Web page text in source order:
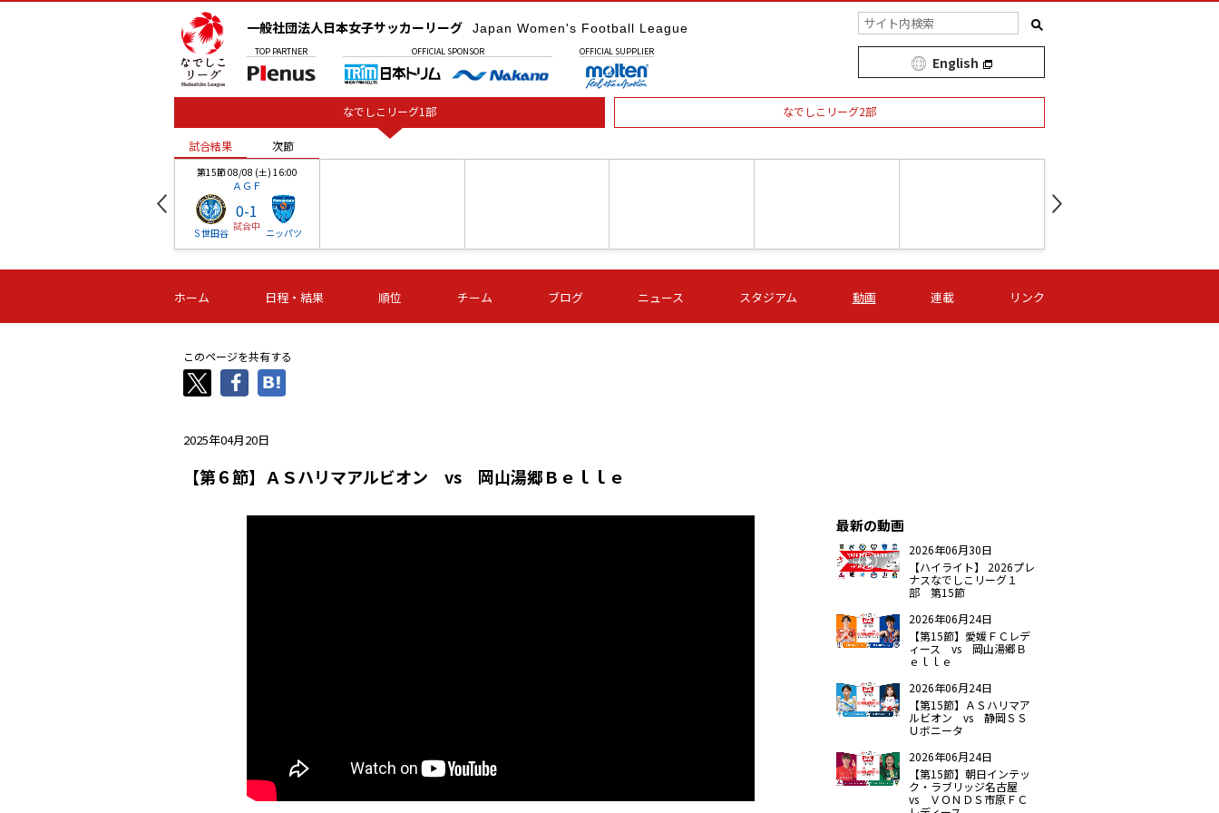
一般社団法人日本女子サッカーリーグ Japan Women's Football League
TOP PARTNER OFFICIAL SPONSOR OFFICIAL SUPPLIER
English
なでしこリーグ1部 なでしこリーグ2部
試合結果 次節
第15節 08/08 (土) 16:00
ＡＧＦ
Ｓ世田谷
0-1
試合中
ニッパツ
-
第16節 09/05 (土) 15:00
ニッパツ
ニッパツ
-
名古屋
第16節 09/05 (土) 15:00
石人の星
-
第16節 09/05 (土) 16:00
ＡＧＦ
-
いちご
-
第16節 09/06 (日) 15:00
-
第16節 09/06 (日) 15:00
- -
試合結果 次節
ホーム 日程・結果 順位 チーム ブログ ニュース スタジアム 動画 連載 リンク
このページを共有する
2025年04月20日
【第６節】ＡＳハリマアルビオン vs 岡山湯郷Ｂｅｌｌｅ
最新の動画
2026年06月30日
【ハイライト】 2026プレ
ナスなでしこリーグ１
部 第15節
2026年06月24日
【第15節】愛媛ＦＣレデ
ィース vs 岡山湯郷Ｂ
ｅｌｌｅ
2026年06月24日
【第15節】ＡＳハリマア
ルビオン vs 静岡ＳＳ
Ｕボニータ
2026年06月24日
【第15節】朝日インテッ
ク・ラブリッジ名古屋
vs ＶＯＮＤＳ市原ＦＣ